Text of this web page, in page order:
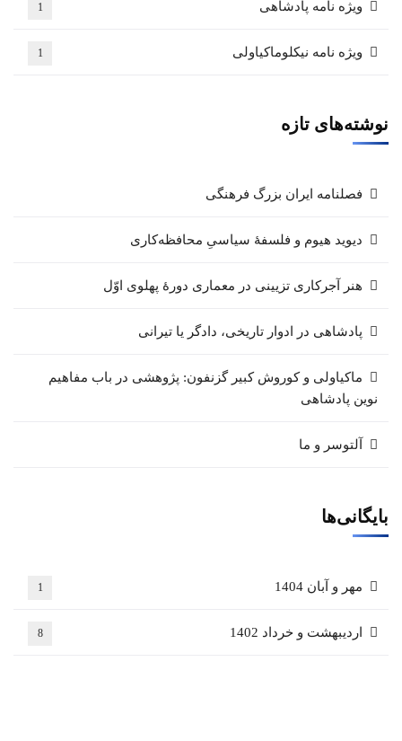
ویژه نامه پادشاهی 1
ویژه نامه نیکلوماکیاولی 1
نوشته‌های تازه
فصلنامه ایران بزرگ فرهنگی
دیوید هیوم و فلسفهٔ سیاسیِ محافظه‌کاری
هنر آجرکاری تزیینی در معماری دورهٔ پهلوی اوّل
پادشاهی در ادوار تاریخی، دادگر یا تیرانی
ماکیاولی و کوروش کبیر گزنفون: پژوهشی در باب مفاهیم
نوین پادشاهی
آلتوسر و ما
بایگانی‌ها
مهر و آبان 1404 1
اردیبهشت و خرداد 1402 8